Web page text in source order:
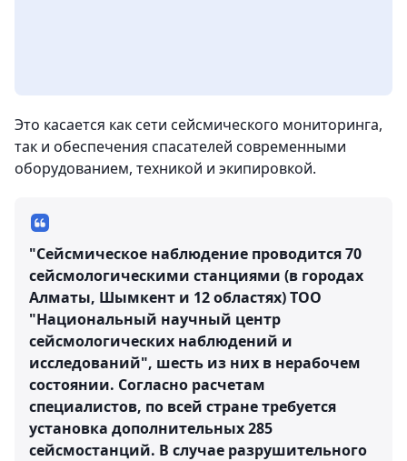
Это касается как сети сейсмического мониторинга,
так и обеспечения спасателей современными
оборудованием, техникой и экипировкой.
"Сейсмическое наблюдение проводится 70
сейсмологическими станциями (в городах
Алматы, Шымкент и 12 областях) ТОО
"Национальный научный центр
сейсмологических наблюдений и
исследований", шесть из них в нерабочем
состоянии. Согласно расчетам
специалистов, по всей стране требуется
установка дополнительных 285
сейсмостанций. В случае разрушительного